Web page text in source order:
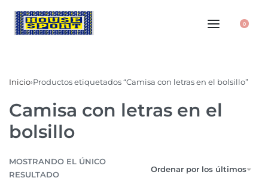
0
Inicio›Productos etiquetados “Camisa con letras en el bolsillo”
Camisa con letras en el
bolsillo
MOSTRANDO EL ÚNICO
RESULTADO
Ordenar por los últimos